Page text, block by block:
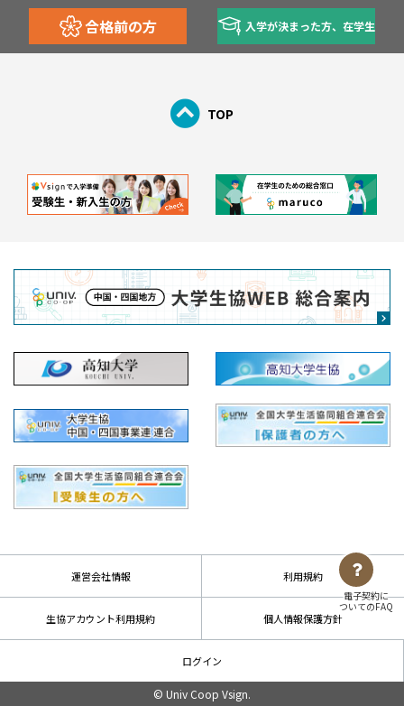
合格前の方
入学が決まった方、在学生
TOP
運営会社情報 利用規約
生協アカウント利用規約 個人情報保護方針
ログイン
© Univ Coop Vsign.
電子契約に
ついてのFAQ